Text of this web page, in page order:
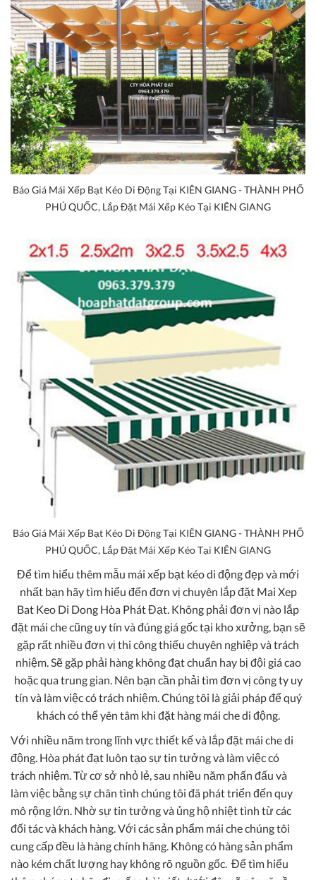
Báo Giá Mái Xếp Bạt Kéo Di Động Tại KIÊN GIANG - THÀNH PHỐ
PHÚ QUỐC, Lắp Đặt Mái Xếp Kéo Tại KIÊN GIANG
Báo Giá Mái Xếp Bạt Kéo Di Động Tại KIÊN GIANG - THÀNH PHỐ
PHÚ QUỐC, Lắp Đặt Mái Xếp Kéo Tại KIÊN GIANG
Để tìm hiểu thêm mẫu mái xếp bạt kéo di động đẹp và mới
nhất bạn hãy tìm hiểu đến đơn vị chuyên lắp đặt Mai Xep
Bat Keo Di Dong Hòa Phát Đạt. Không phải đơn vị nào lắp
đặt mái che cũng uy tín và đúng giá gốc tại kho xưởng, bạn sẽ
gặp rất nhiều đơn vị thi công thiếu chuyên nghiệp và trách
nhiệm. Sẽ gặp phải hàng không đạt chuẩn hay bị đội giá cao
hoặc qua trung gian. Nên bạn cần phải tìm đơn vị công ty uy
tín và làm việc có trách nhiệm. Chúng tôi là giải pháp để quý
khách có thể yên tâm khi đặt hàng mái che di động.
Với nhiều năm trong lĩnh vực thiết kế và lắp đặt mái che di
động. Hòa phát đạt luôn tạo sự tin tưởng và làm việc có
trách nhiệm. Từ cơ sở nhỏ lẻ, sau nhiều năm phấn đấu và
làm việc bằng sự chân tình chúng tôi đã phát triển đến quy
mô rộng lớn. Nhờ sự tin tưởng và ủng hộ nhiệt tình từ các
đối tác và khách hàng. Với các sản phẩm mái che chúng tôi
cung cấp đều là hàng chính hãng. Không có hàng sản phẩm
nào kém chất lượng hay không rõ nguồn gốc. Để tìm hiểu